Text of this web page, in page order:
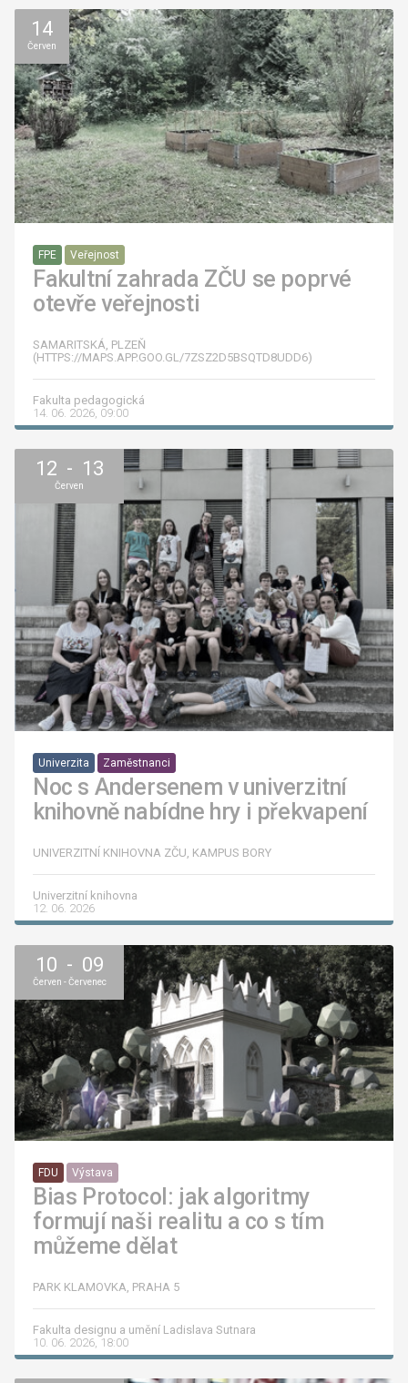
14
Červen
FPE Veřejnost
Fakultní zahrada ZČU se poprvé
otevře veřejnosti
SAMARITSKÁ, PLZEŇ
(HTTPS://MAPS.APP.GOO.GL/7ZSZ2D5BSQTD8UDD6)
Fakulta pedagogická
14. 06. 2026, 09:00
12 - 13
Červen
Univerzita Zaměstnanci
Noc s Andersenem v univerzitní
knihovně nabídne hry i překvapení
UNIVERZITNÍ KNIHOVNA ZČU, KAMPUS BORY
Univerzitní knihovna
12. 06. 2026
10 - 09
Červen - Červenec
FDU Výstava
Bias Protocol: jak algoritmy
formují naši realitu a co s tím
můžeme dělat
PARK KLAMOVKA, PRAHA 5
Fakulta designu a umění Ladislava Sutnara
10. 06. 2026, 18:00